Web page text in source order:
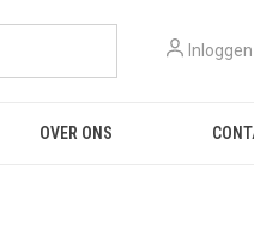
Inloggen
OVER ONS